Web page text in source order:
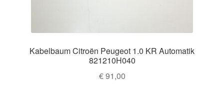
Kabelbaum Citroën Peugeot 1.0 KR Automatik
821210H040
€91,00